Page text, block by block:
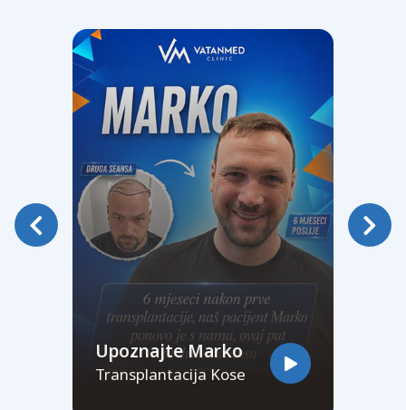
Upoznajte Marko
Transplantacija Kose